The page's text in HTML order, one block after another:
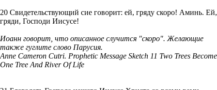
20 Свидетельствующий сие говорит: ей, гряду скоро! Аминь. Ей,
гряди, Господи Иисусе!
Иоанн говорит, что описанное случится "скоро". Желающие
также гуглите слово Парусия.
Anne Cameron Cutri. Prophetic Message Sketch 11 Two Trees Become
One Tree And River Of Life